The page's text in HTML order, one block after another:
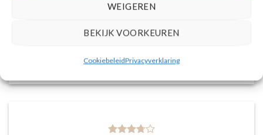
WEIGEREN
BEKIJK VOORKEUREN
CookiebeleidPrivacyverklaring
informatieve blogsectie, lokale tips en
activiteiten.
Saar van Lingen/Utrecht